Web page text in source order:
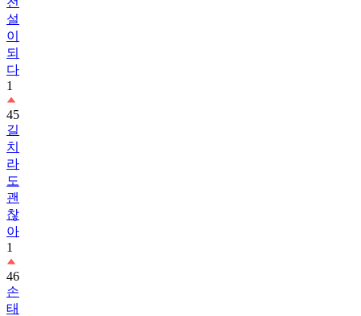
설
이
되
다
1
45
길
치
라
도
괜
찮
아
1
46
손
태